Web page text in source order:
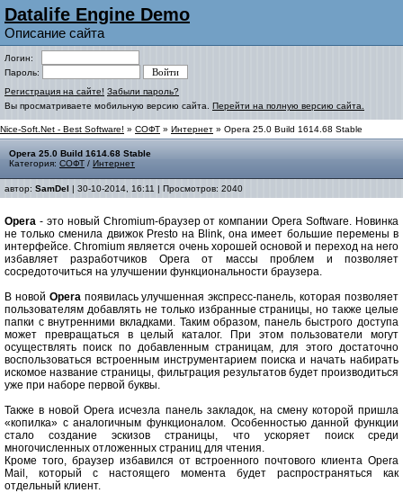
Datalife Engine Demo
Описание сайта
Логин:
Пароль:
Регистрация на сайте! Забыли пароль?
Вы просматриваете мобильную версию сайта. Перейти на полную версию сайта.
Nice-Soft.Net - Best Software! » СОФТ » Интернет » Opera 25.0 Build 1614.68 Stable
Opera 25.0 Build 1614.68 Stable
Категория: СОФТ / Интернет
автор: SamDel | 30-10-2014, 16:11 | Просмотров: 2040
Opera - это новый Chromium-браузер от компании Opera Software. Новинка
не только сменила движок Presto на Blink, она имеет большие перемены в
интерфейсе. Chromium является очень хорошей основой и переход на него
избавляет разработчиков Opera от массы проблем и позволяет
сосредоточиться на улучшении функциональности браузера.
В новой Operaпоявилась улучшенная экспресс-панель, которая позволяет
пользователям добавлять не только избранные страницы, но также целые
папки с внутренними вкладками. Таким образом, панель быстрого доступа
может превращаться в целый каталог. При этом пользователи могут
осуществлять поиск по добавленным страницам, для этого достаточно
воспользоваться встроенным инструментарием поиска и начать набирать
искомое название страницы, фильтрация результатов будет производиться
уже при наборе первой буквы.
Также в новой Opera исчезла панель закладок, на смену которой пришла
«копилка» с аналогичным функционалом. Особенностью данной функции
стало создание эскизов страницы, что ускоряет поиск среди
многочисленных отложенных страниц для чтения.
Кроме того, браузер избавился от встроенного почтового клиента Opera
Mail, который с настоящего момента будет распространяться как
отдельный клиент.